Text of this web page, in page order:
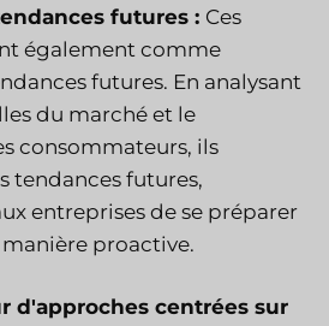
futures : Ces
également comme
futures. En analysant
du marché et le
consommateurs, ils
tendances futures,
entreprises de se préparer
proactive.
d'approches centrées sur